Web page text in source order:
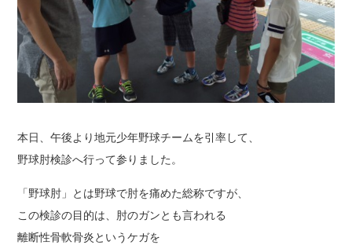
本日、午後より地元少年野球チームを引率して、
野球肘検診へ行って参りました。
「野球肘」とは野球で肘を痛めた総称ですが、
この検診の目的は、肘のガンとも言われる
離断性骨軟骨炎というケガを